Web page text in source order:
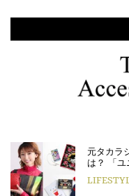
元タカラ
は？ 「